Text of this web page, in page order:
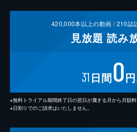
420,000本以上の動画 /210誌
見放題 読み
31 日間0円
※無料トライアル期間終了日の翌日が属する月から月額料
※日割りでのご請求はいたしません。